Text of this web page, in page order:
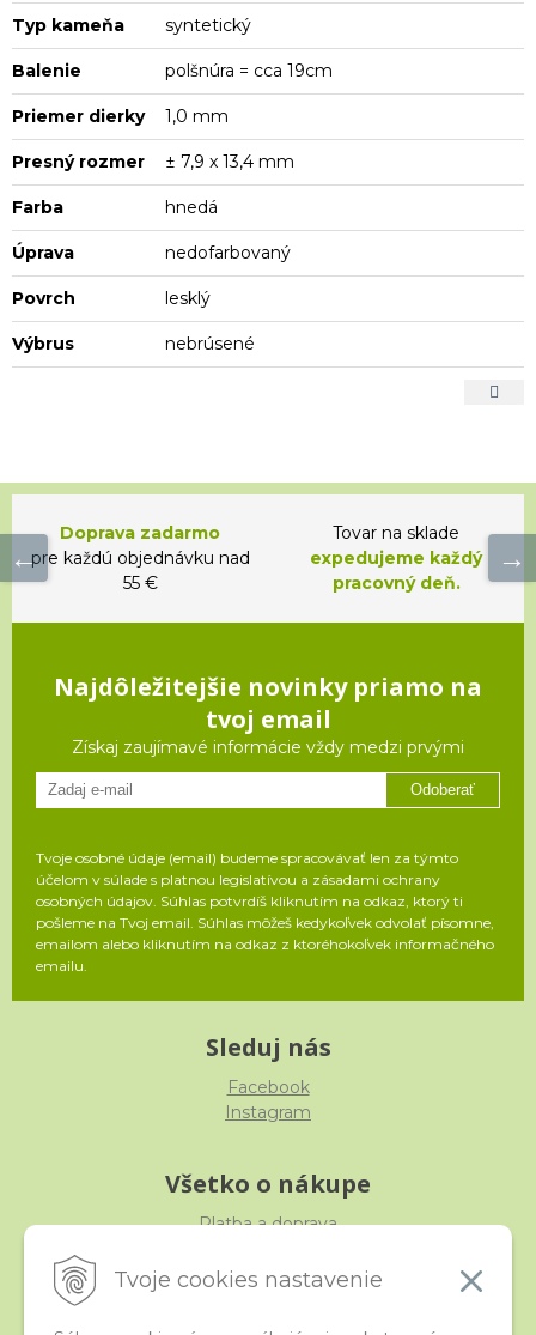
Tvoje cookies nastavenie
Typ kameňa syntetický
Balenie polšnúra = cca 19cm
Priemer dierky 1,0 mm
Presný rozmer ± 7,9 x 13,4 mm
Farba hnedá
Úprava nedofarbovaný
Povrch lesklý
Výbrus nebrúsené
Doprava zadarmo
pre každú objednávku nad
55 €
Tovar na sklade
expedujeme každý
pracovný deň.
Najdôležitejšie novinky priamo na
tvoj email
Získaj zaujímavé informácie vždy medzi prvými
Odoberať
Tvoje osobné údaje (email) budeme spracovávať len za týmto
účelom v súlade s platnou legislatívou a zásadami ochrany
osobných údajov. Súhlas potvrdíš kliknutím na odkaz, ktorý ti
pošleme na Tvoj email. Súhlas môžeš kedykoľvek odvolať písomne,
emailom alebo kliknutím na odkaz z ktoréhokoľvek informačného
emailu.
Sleduj nás
Facebook
Instagram
Všetko o nákupe
Platba a doprava
Obchodné podmienky